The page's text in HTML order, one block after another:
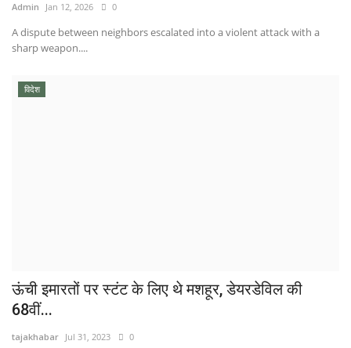
Admin Jan 12, 2026 0
A dispute between neighbors escalated into a violent attack with a
sharp weapon....
विदेश
ऊंची इमारतों पर स्टंट के लिए थे मशहूर, डेयरडेविल की
68वीं...
tajakhabar Jul 31, 2023 0